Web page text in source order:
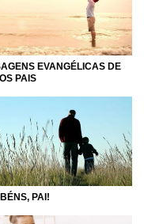
economize no amor
dia. Com certeza, a
está esperando por
na leitura e vá
os outros, um feliz
EVANGÉLICAS DE
PAIS
PAI!